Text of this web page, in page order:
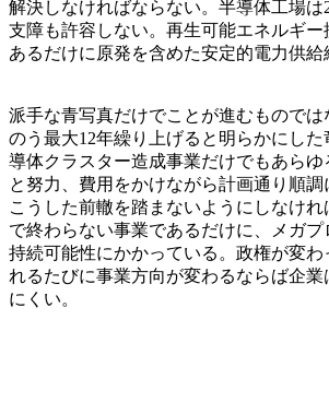
解決しなければならない。半導体工場は
支障も許容しない。再生可能エネルギ
あるだけに原発を含めた安定的電力供給
派手な青写真だけでことが進むものでは
のう最大12年繰り上げると明らかにし
導体クラスター造成事業だけでもあらゆ
と努力、費用をかけながら計画通り順調
こうした前轍を踏まないようにしなけ
で終わらない事業であるだけに、メガ
持続可能性にかかっている。政権が変
れるたびに事業方向が変わるならば企業
にくい。